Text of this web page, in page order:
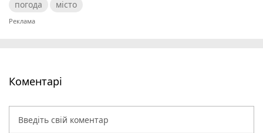
погода місто
Коментарі